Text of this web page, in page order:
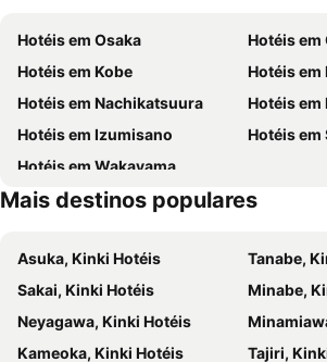
Suminoe
Abeno
Nagai
Sakai city office
Nishinari
Hotéis em Osaka
Hotéis em
Hotéis em Kobe
Hotéis em
Hotéis em Nachikatsuura
Hotéis
Hotéis em Izumisano
Hotéis em
Hotéis em Wakayama
Mais destinos populares
Asuka, Kinki Hotéis
Tanabe,
Sakai, Kinki Hotéis
Minabe,
Neyagawa, Kinki Hotéis
Kameoka, Kinki Hotéis
Tajiri,